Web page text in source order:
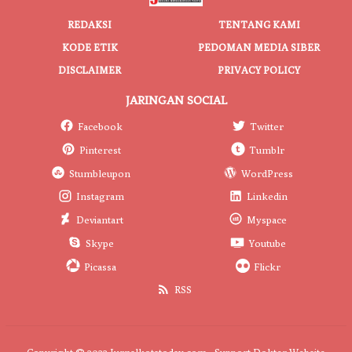
REDAKSI
TENTANG KAMI
KODE ETIK
PEDOMAN MEDIA SIBER
DISCLAIMER
PRIVACY POLICY
JARINGAN SOCIAL
Facebook
Twitter
Pinterest
Tumblr
Stumbleupon
WordPress
Instagram
Linkedin
Deviantart
Myspace
Skype
Youtube
Picassa
Flickr
RSS